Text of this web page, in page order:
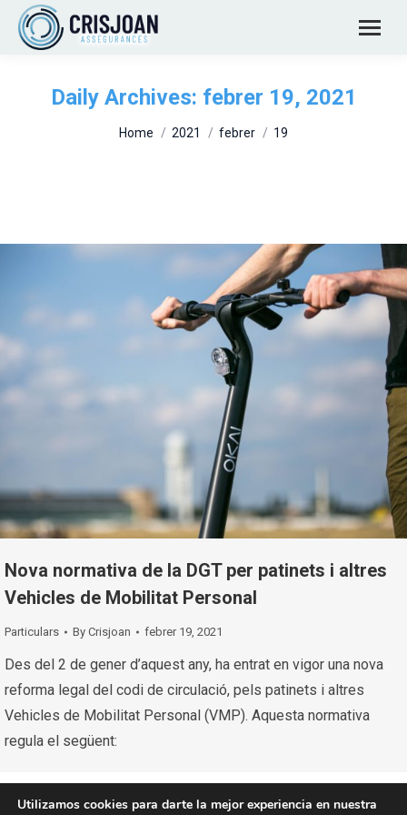
Daily Archives: febrer 19, 2021
You are here:
Home 2021 febrer 19
Nova normativa de la DGT per patinets i altres
Vehicles de Mobilitat Personal
Particulars By Crisjoan febrer 19, 2021
Des del 2 de gener d’aquest any, ha entrat en vigor una nova
reforma legal del codi de circulació, pels patinets i altres
Vehicles de Mobilitat Personal (VMP). Aquesta normativa
regula el següent:
Utilizamos cookies para darte la mejor experiencia en nuestra